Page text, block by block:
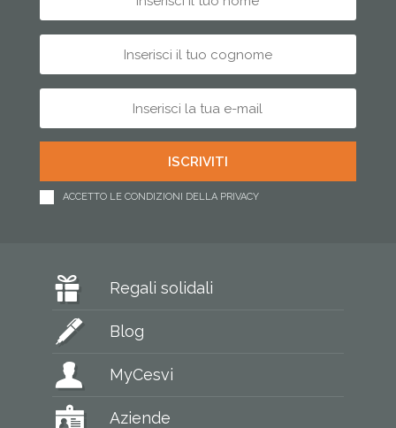
ACCETTO LE CONDIZIONI DELLA PRIVACY
Regali solidali
Blog
MyCesvi
Aziende